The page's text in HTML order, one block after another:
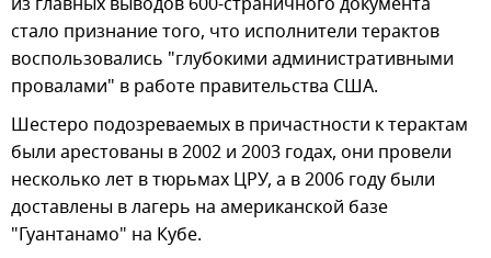
стало признание того, что исполнители терактов
воспользовались "глубокими административными
провалами" в работе правительства США.
Шестеро подозреваемых в причастности к терактам
были арестованы в 2002 и 2003 годах, они провели
несколько лет в тюрьмах ЦРУ, а в 2006 году были
доставлены в лагерь на американской базе
"Гуантанамо" на Кубе.